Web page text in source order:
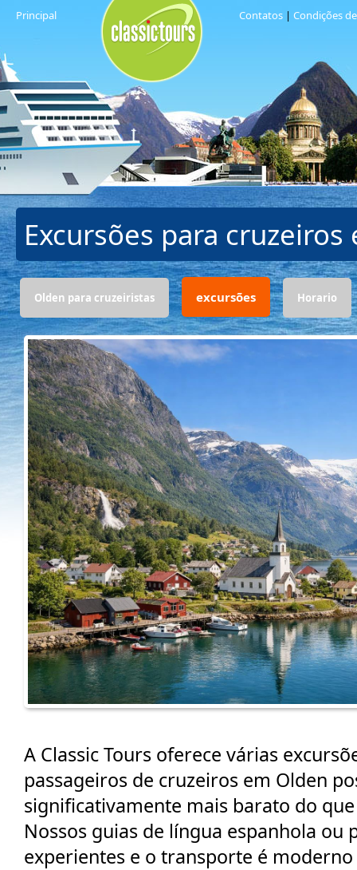
Principal Contatos | Condições
Excursões para
Olden para cruzeiristas excursões Horario
A Classic Tours oferece várias
passageiros de cruzeiros em Olden
significativamente mais barato do
Nossos guias de língua espanhola ou
experientes e o transporte é